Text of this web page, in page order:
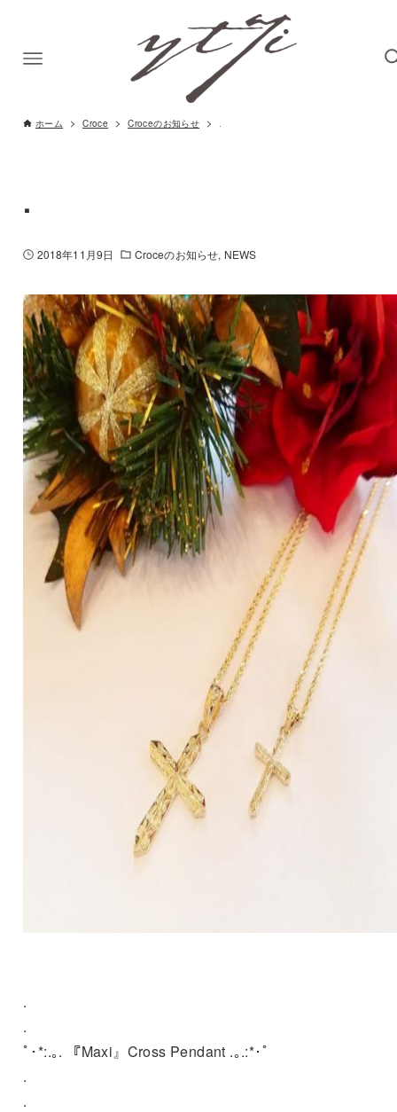
ホーム Croce Croceのお知らせ .
.
2018年11月9日 Croceのお知らせ NEWS
.
.
ﾟ･*:.｡. 『Maxi』Cross Pendant .｡.:*･ﾟ
.
.